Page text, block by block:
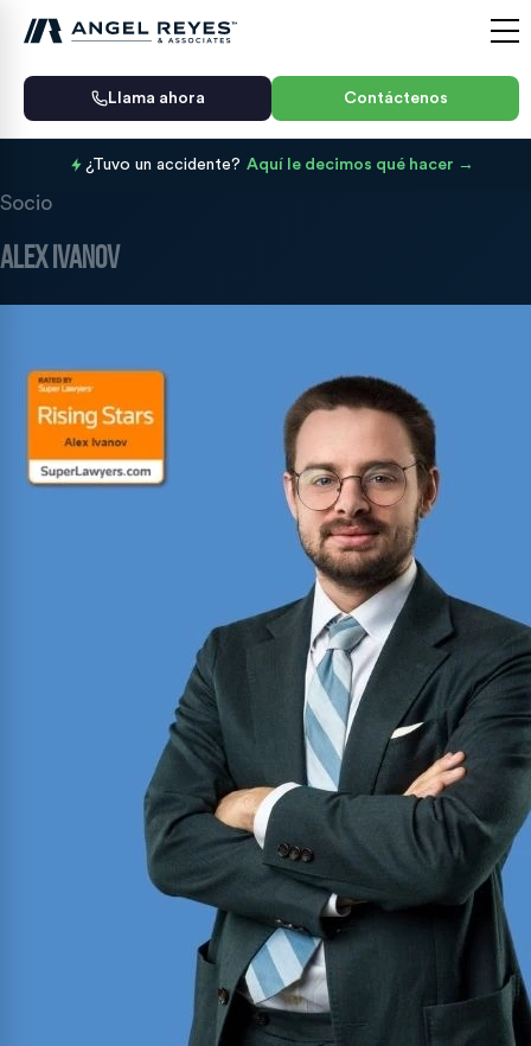
Llama ahora Contáctenos
¿Tuvo un accidente? Aquí le decimos qué hacer
Socio
Alex Ivanov